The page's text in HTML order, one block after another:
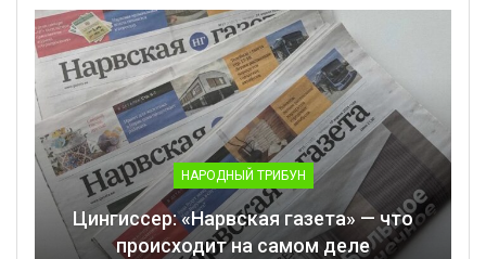
НАРОДНЫЙ ТРИБУН
Цингиссер: «Нарвская газета» — что
происходит на самом деле